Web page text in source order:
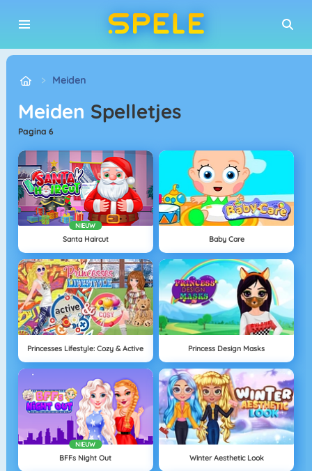
Meiden
Meiden Spelletjes
pagina 6
NIEUW
Santa Haircut Baby Care
Princesses Lifestyle: Cozy & Active Princess Design Masks
NIEUW
BFFs Night Out Winter Aesthetic Look